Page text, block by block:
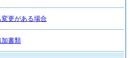
更がある場合
加書類